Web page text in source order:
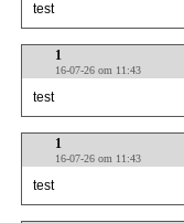
test
1
16-07-26 om 11:43
test
1
16-07-26 om 11:43
test